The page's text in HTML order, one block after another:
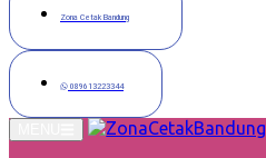
Zona Cetak Bandung
089613223344